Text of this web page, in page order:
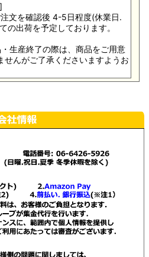
文を確認後 4-5日程度(休業日.
の出荷を予定しております。
生産終了の際は、商品をご用意
せんがご了承くださいますようお